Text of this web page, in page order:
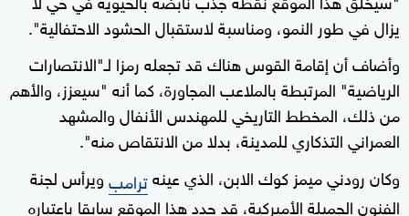
يزال في طور النمو، ومناسبة لاستقبال الحشود الاحتفالية".
وأضاف أن إقامة القوس هناك قد تجعله رمزا لـ"الانتصارات
الرياضية" المرتبطة بالملاعب المجاورة، كما أنه "سيعزز، والأهم
من ذلك، المخطط التاريخي للمهندس الأنفال والمشهد
العمراني التذكاري للمدينة، بدلا من الانتقاص منه".
وكان رودني ميمز كوك الابن، الذي عينهترامبويرأس لجنة
الفنون الجميلة الأميركية، قد حدد هذا الموقع سابقا باعتباره